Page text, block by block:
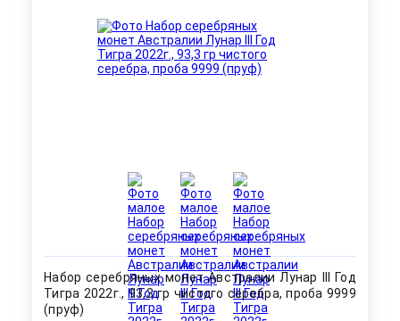
Набор серебряных монет Австралии Лунар III Год
Тигра 2022г., 93,3 гр чистого серебра, проба 9999
(пруф)